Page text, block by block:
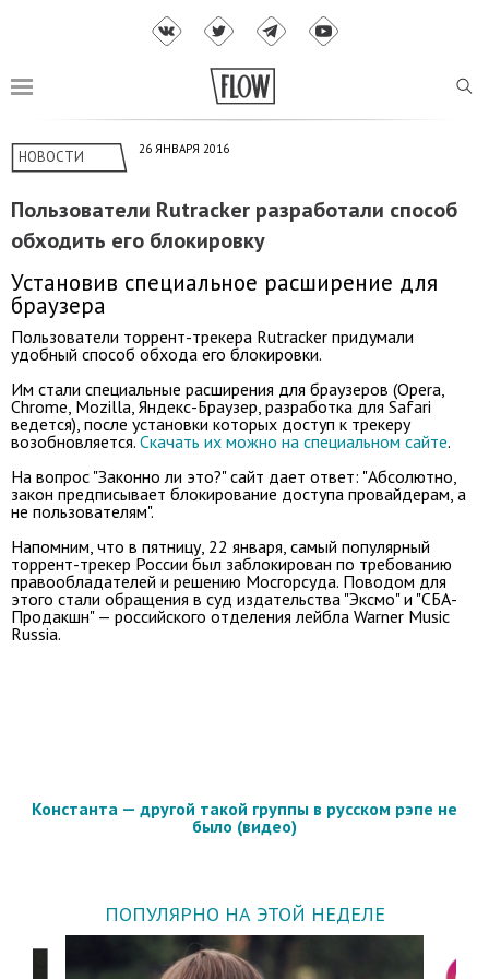
НОВОСТИ 26 ЯНВАРЯ 2016
Пользователи Rutracker разработали способ
обходить его блокировку
Установив специальное расширение для
браузера
Пользователи торрент-трекера Rutracker придумали
удобный способ обхода его блокировки.
Им стали специальные расширения для браузеров (Opera,
Chrome, Mozilla, Яндекс-Браузер, разработка для Safari
ведется), после установки которых доступ к трекеру
возобновляется.Скачать их можно на специальном сайте.
На вопрос "Законно ли это?" сайт дает ответ: "Абсолютно,
закон предписывает блокирование доступа провайдерам, а
не пользователям".
Напомним, что в пятницу, 22 января, самый популярный
торрент-трекер России был заблокирован по требованию
правообладателей и решению Мосгорсуда. Поводом для
этого стали обращения в суд издательства "Эксмо" и "СБА-
Продакшн" — российского отделения лейбла Warner Music
Russia.
Константа — другой такой группы в русском рэпе не
было (видео)
ПОПУЛЯРНО НА ЭТОЙ НЕДЕЛЕ